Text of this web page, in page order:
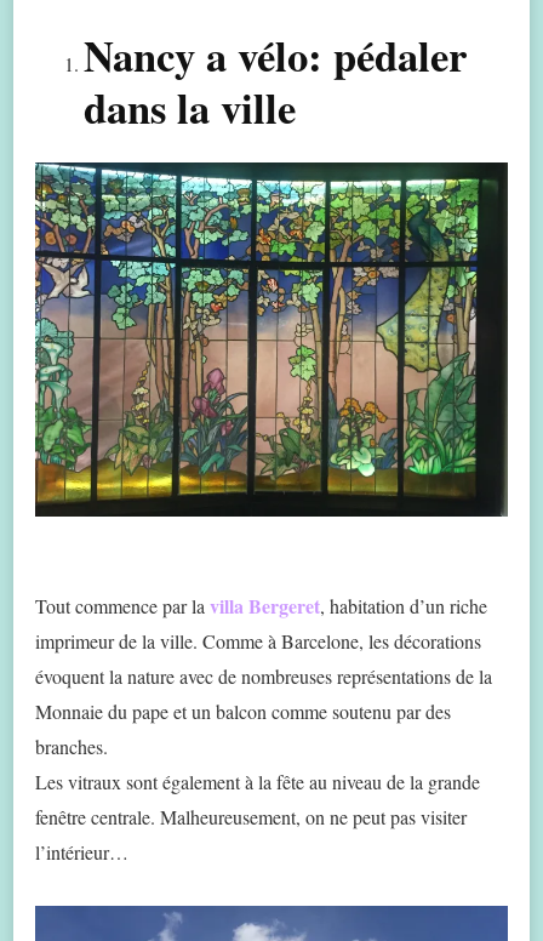
Nancy a vélo: pédaler
dans la ville
Tout commence par la villa Bergeret, habitation d’un riche
imprimeur de la ville. Comme à Barcelone, les décorations
évoquent la nature avec de nombreuses représentations de la
Monnaie du pape et un balcon comme soutenu par des
branches.
Les vitraux sont également à la fête au niveau de la grande
fenêtre centrale. Malheureusement, on ne peut pas visiter
l’intérieur…